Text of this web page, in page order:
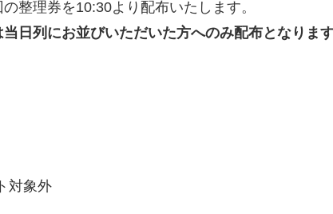
整理券を10:30より配布いたします。
日列にお並びいただいた方へのみ配布となります
対象外